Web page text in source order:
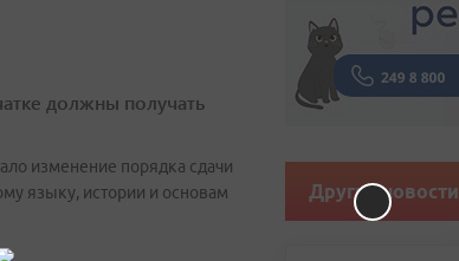
должны получать
изменение порядка сдачи
языку, истории и основам
Другие новости